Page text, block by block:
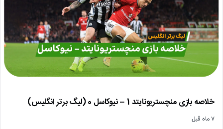
خلاصه بازی منچستریونایتد 1 – نیوکاسل 0 (لیگ برتر انگلیس)
۷ ماه قبل